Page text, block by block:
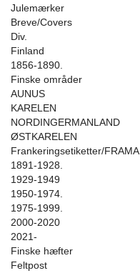
Julemærker
Breve/Covers
Div.
Finland
1856-1890.
Finske områder
AUNUS
KARELEN
NORDINGERMANLAND
ØSTKARELEN
Frankeringsetiketter/FRAMA
1891-1928.
1929-1949
1950-1974.
1975-1999.
2000-2020
2021-
Finske hæfter
Feltpost